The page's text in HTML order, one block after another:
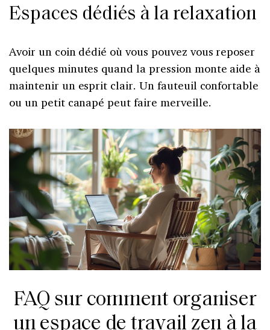
Espaces dédiés à la relaxation
Avoir un coin dédié où vous pouvez vous reposer
quelques minutes quand la pression monte aide à
maintenir un esprit clair. Un fauteuil confortable
ou un petit canapé peut faire merveille.
FAQ sur comment organiser
un espace de travail zen à la